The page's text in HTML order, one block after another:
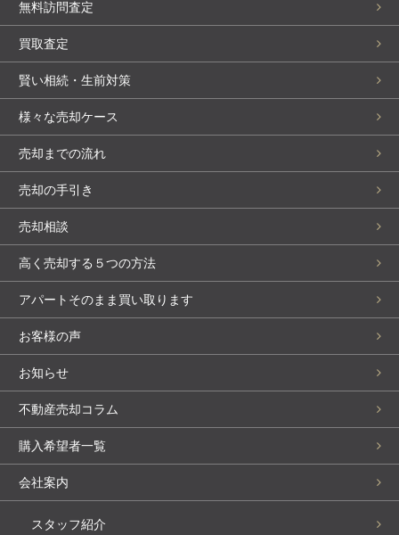
無料訪問査定
買取査定
賢い相続・生前対策
様々な売却ケース
売却までの流れ
売却の手引き
売却相談
高く売却する５つの方法
アパートそのまま買い取ります
お客様の声
お知らせ
不動産売却コラム
購入希望者一覧
会社案内
スタッフ紹介